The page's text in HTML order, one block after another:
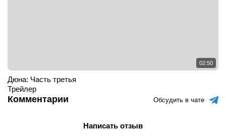
Комментарии Обсудить в чате
Написать отзыв
02:50
Дюна: Часть третья
Трейлер